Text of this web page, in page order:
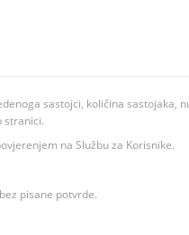
sastojci, količina sastojaka,
stranici.
na Službu za Korisnike.
pisane potvrde.